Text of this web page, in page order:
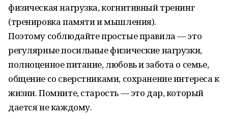
физическая нагрузка, когнитивный тренинг
(тренировка памяти и мышления).
Поэтому соблюдайте простые правила — это
регулярные посильные физические нагрузки,
полноценное питание, любовь и забота о семье,
общение со сверстниками, сохранение интереса к
жизни. Помните, старость — это дар, который
дается не каждому.